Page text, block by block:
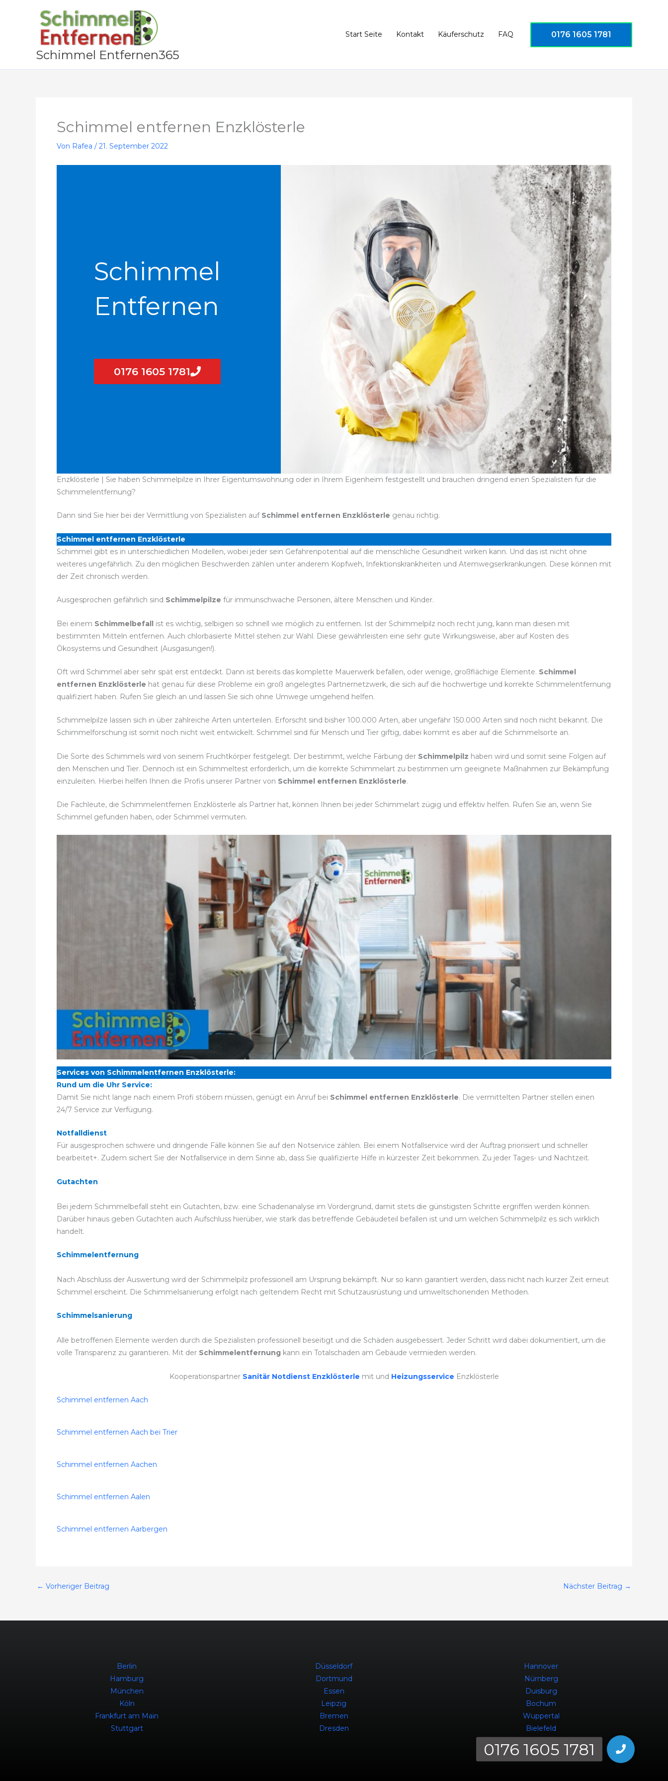
Schimmel Entfernen365
Start Seite Kontakt Käuferschutz FAQ 0176 1605 1781
Schimmel entfernen Enzklösterle
Von Rafea / 21. September 2022
Schimmel
Entfernen
0176 1605 1781
Enzklösterle | Sie haben Schimmelpilze in Ihrer Eigentumswohnung oder in Ihrem Eigenheim festgestellt und brauchen dringend einen Spezialisten für die
Schimmelentfernung?
Dann sind Sie hier bei der Vermittlung von Spezialisten auf Schimmel entfernen Enzklösterle genau richtig.
Schimmel entfernen Enzklösterle
Schimmel gibt es in unterschiedlichen Modellen, wobei jeder sein Gefahrenpotential auf die menschliche Gesundheit wirken kann. Und das ist nicht ohne
weiteres ungefährlich. Zu den möglichen Beschwerden zählen unter anderem Kopfweh, Infektionskrankheiten und Atemwegserkrankungen. Diese können mit
der Zeit chronisch werden.
Ausgesprochen gefährlich sind Schimmelpilze für immunschwache Personen, ältere Menschen und Kinder.
Bei einem Schimmelbefall ist es wichtig, selbigen so schnell wie möglich zu entfernen. Ist der Schimmelpilz noch recht jung, kann man diesen mit
bestimmten Mitteln entfernen. Auch chlorbasierte Mittel stehen zur Wahl. Diese gewährleisten eine sehr gute Wirkungsweise, aber auf Kosten des
Ökosystems und Gesundheit (Ausgasungen!).
Oft wird Schimmel aber sehr spät erst entdeckt. Dann ist bereits das komplette Mauerwerk befallen, oder wenige, großflächige Elemente. Schimmel
entfernen Enzklösterle hat genau für diese Probleme ein groß angelegtes Partnernetzwerk, die sich auf die hochwertige und korrekte Schimmelentfernung
qualifiziert haben. Rufen Sie gleich an und lassen Sie sich ohne Umwege umgehend helfen.
Schimmelpilze lassen sich in über zahlreiche Arten unterteilen. Erforscht sind bisher 100.000 Arten, aber ungefähr 150.000 Arten sind noch nicht bekannt. Die
Schimmelforschung ist somit noch nicht weit entwickelt. Schimmel sind für Mensch und Tier giftig, dabei kommt es aber auf die Schimmelsorte an.
Die Sorte des Schimmels wird von seinem Fruchtkörper festgelegt. Der bestimmt, welche Färbung der Schimmelpilz haben wird und somit seine Folgen auf
den Menschen und Tier. Dennoch ist ein Schimmeltest erforderlich, um die korrekte Schimmelart zu bestimmen um geeignete Maßnahmen zur Bekämpfung
einzuleiten. Hierbei helfen Ihnen die Profis unserer Partner von Schimmel entfernen Enzklösterle.
Die Fachleute, die Schimmelentfernen Enzklösterle als Partner hat, können Ihnen bei jeder Schimmelart zügig und effektiv helfen. Rufen Sie an, wenn Sie
Schimmel gefunden haben, oder Schimmel vermuten.
Services von Schimmelentfernen Enzklösterle:
Rund um die Uhr Service:
Damit Sie nicht lange nach einem Profi stöbern müssen, genügt ein Anruf bei Schimmel entfernen Enzklösterle. Die vermittelten Partner stellen einen
24/7 Service zur Verfügung.
Notfalldienst
Für ausgesprochen schwere und dringende Fälle können Sie auf den Notservice zählen. Bei einem Notfallservice wird der Auftrag priorisiert und schneller
bearbeitet+. Zudem sichert Sie der Notfallservice in dem Sinne ab, dass Sie qualifizierte Hilfe in kürzester Zeit bekommen. Zu jeder Tages- und Nachtzeit.
Gutachten
Bei jedem Schimmelbefall steht ein Gutachten, bzw. eine Schadenanalyse im Vordergrund, damit stets die günstigsten Schritte ergriffen werden können.
Darüber hinaus geben Gutachten auch Aufschluss hierüber, wie stark das betreffende Gebäudeteil befallen ist und um welchen Schimmelpilz es sich wirklich
handelt.
Schimmelentfernung
Nach Abschluss der Auswertung wird der Schimmelpilz professionell am Ursprung bekämpft. Nur so kann garantiert werden, dass nicht nach kurzer Zeit erneut
Schimmel erscheint. Die Schimmelsanierung erfolgt nach geltendem Recht mit Schutzausrüstung und umweltschonenden Methoden.
Schimmelsanierung
Alle betroffenen Elemente werden durch die Spezialisten professionell beseitigt und die Schäden ausgebessert. Jeder Schritt wird dabei dokumentiert, um die
volle Transparenz zu garantieren. Mit der Schimmelentfernung kann ein Totalschaden am Gebäude vermieden werden.
Kooperationspartner Sanitär Notdienst Enzklösterle mit und Heizungsservice Enzklösterle
Schimmel entfernen Aach
Schimmel entfernen Aach bei Trier
Schimmel entfernen Aachen
Schimmel entfernen Aalen
Schimmel entfernen Aarbergen
← Vorheriger Beitrag Nächster Beitrag →
Berlin
Hamburg
München
Köln
Frankfurt am Main
Stuttgart
Düsseldorf
Dortmund
Essen
Leipzig
Bremen
Dresden
Hannover
Nürnberg
Duisburg
Bochum
Wuppertal
Bielefeld